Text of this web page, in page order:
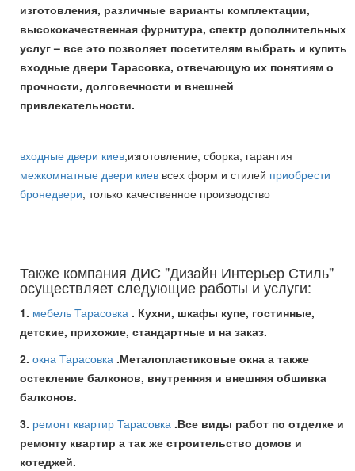
изготовления, различные варианты комплектации,
высококачественная фурнитура, спектр дополнительных
услуг – все это позволяет посетителям выбрать и купить
входные двери Тарасовка, отвечающую их понятиям о
прочности, долговечности и внешней
привлекательности.
входные двери киев,изготовление, сборка, гарантия
межкомнатные двери киев всех форм и стилей приобрести
бронедвери, только качественное производство
Также компания ДИС "Дизайн Интерьер Стиль"
осуществляет следующие работы и услуги:
1. мебель Тарасовка . Кухни, шкафы купе, гостинные,
детские, прихожие, стандартные и на заказ.
2. окна Тарасовка .Металопластиковые окна а также
остекление балконов, внутренняя и внешняя обшивка
балконов.
3. ремонт квартир Тарасовка .Все виды работ по отделке и
ремонту квартир а так же строительство домов и
котеджей.